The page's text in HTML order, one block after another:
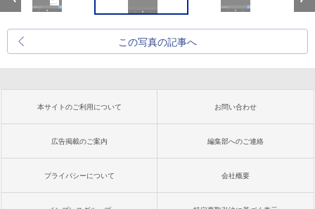
この写真の記事へ
本サイトのご利用について お問い合わせ
広告掲載のご案内 編集部へのご連絡
プライバシーについて 会社概要